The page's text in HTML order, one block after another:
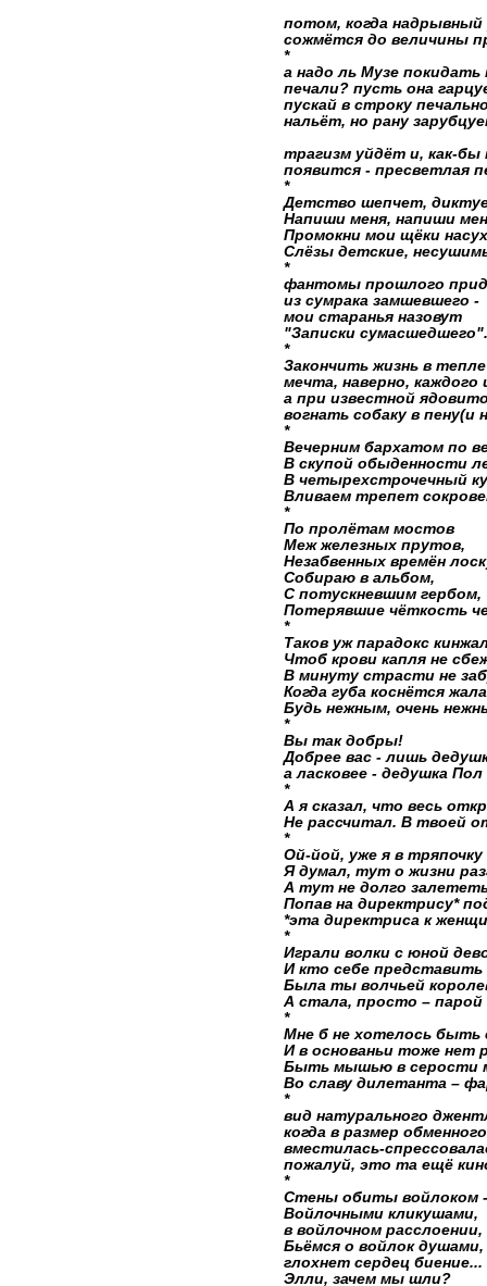
потом, когда надрывный
сожмётся до величины
*
а надо ль Музе покидать
печали? пусть она
пускай в строку
нальёт, но рану
трагизм уйдёт и, как-бы
появится - пресветлая
*
Детство шепчет,
Напиши меня, напиши
Промокни мои щёки
Слёзы детские,
*
фантомы прошлого
из сумрака замшевшего -
мои старанья назовут
"Записки
*
Закончить жизнь в
мечта, наверно, каждого
а при известной
вогнать собаку в пену(и
*
Вечерним бархатом по
В скупой обыденности
В четырехстрочечный
Вливаем трепет
*
По пролётам мостов
Меж железных прутов,
Незабвенных времён
Собираю в альбом,
С потускневшим гербом,
Потерявшие чёткость
*
Таков уж парадокс
Чтоб крови капля не
В минуту страсти не
Когда губа коснётся
Будь нежным, очень
*
Вы так добры!
Добрее вас - лишь
а ласковее - дедушка
*
А я сказал, что весь
Не рассчитал. В твоей
*
Ой-йой, уже я в тряпочку
Я думал, тут о жизни
А тут не долго залететь
Попав на директрису*
*эта директриса к
*
Играли волки с юной
И кто себе представить
Была ты волчьей
А стала, просто –
*
Мне б не хотелось быть
И в основаньи тоже нет
Быть мышью в серости
Во славу дилетанта –
*
вид натурального
когда в размер
вместилась-
пожалуй, это та ещё
*
Стены обиты войлоком
Войлочными кликушами,
в войлочном расслоении,
Бьёмся о войлок душами,
глохнет сердец биение...
Элли, зачем мы шли?